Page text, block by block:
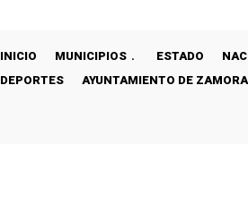
INICIO MUNICIPIOS ESTADO
DEPORTES
AYUNTAMIENTO DE ZAMORA